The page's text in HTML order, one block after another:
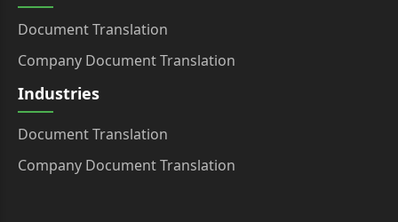
Document Translation
Company Document Translation
Industries
Document Translation
Company Document Translation